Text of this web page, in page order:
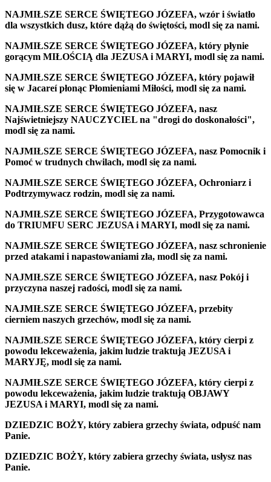
NAJMIŁSZE SERCE ŚWIĘTEGO JÓZEFA, wzór i światło
dla wszystkich dusz, które dążą do świętości, modl się za nami.
NAJMIŁSZE SERCE ŚWIĘTEGO JÓZEFA, który płynie
gorącym MIŁOŚCIĄ dla JEZUSA i MARYI, modl się za nami.
NAJMIŁSZE SERCE ŚWIĘTEGO JÓZEFA, który pojawił
się w Jacareí płonąc Płomieniami Miłości, modl się za nami.
NAJMIŁSZE SERCE ŚWIĘTEGO JÓZEFA, nasz
Najświetniejszy NAUCZYCIEL na "drogi do doskonałości",
modl się za nami.
NAJMIŁSZE SERCE ŚWIĘTEGO JÓZEFA, nasz Pomocnik i
Pomoć w trudnych chwilach, modl się za nami.
NAJMIŁSZE SERCE ŚWIĘTEGO JÓZEFA, Ochroniarz i
Podtrzymywacz rodzin, modl się za nami.
NAJMIŁSZE SERCE ŚWIĘTEGO JÓZEFA, Przygotowawca
do TRIUMFU SERC JEZUSA i MARYI, modl się za nami.
NAJMIŁSZE SERCE ŚWIĘTEGO JÓZEFA, nasz schronienie
przed atakami i napastowaniami zła, modl się za nami.
NAJMIŁSZE SERCE ŚWIĘTEGO JÓZEFA, nasz Pokój i
przyczyna naszej radości, modl się za nami.
NAJMIŁSZE SERCE ŚWIĘTEGO JÓZEFA, przebity
cierniem naszych grzechów, modl się za nami.
NAJMIŁSZE SERCE ŚWIĘTEGO JÓZEFA, który cierpi z
powodu lekceważenia, jakim ludzie traktują JEZUSA i
MARYJĘ, modl się za nami.
NAJMIŁSZE SERCE ŚWIĘTEGO JÓZEFA, który cierpi z
powodu lekceważenia, jakim ludzie traktują OBJAWY
JEZUSA i MARYI, modl się za nami.
DZIEDZIC BOŻY, który zabiera grzechy świata, odpuść nam
Panie.
DZIEDZIC BOŻY, który zabiera grzechy świata, usłysz nas
Panie.